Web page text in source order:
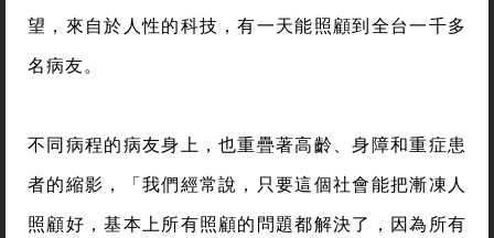
望，來自於人性的科技，有一天能照顧到全台一千多
名病友。
不同病程的病友身上，也重疊著高齡、身障和重症患
者的縮影，「我們經常說，只要這個社會能把漸凍人
照顧好，基本上所有照顧的問題都解決了，因為所有